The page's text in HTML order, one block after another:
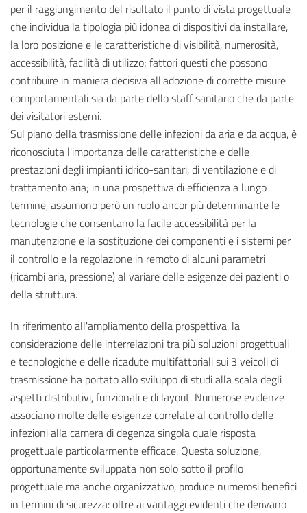
per il raggiungimento del risultato il punto di vista progettuale
che individua la tipologia più idonea di dispositivi da installare,
la loro posizione e le caratteristiche di visibilità, numerosità,
accessibilità, facilità di utilizzo; fattori questi che possono
contribuire in maniera decisiva all'adozione di corrette misure
comportamentali sia da parte dello staff sanitario che da parte
dei visitatori esterni.
Sul piano della trasmissione delle infezioni da aria e da acqua, è
riconosciuta l'importanza delle caratteristiche e delle
prestazioni degli impianti idrico-sanitari, di ventilazione e di
trattamento aria; in una prospettiva di efficienza a lungo
termine, assumono però un ruolo ancor più determinante le
tecnologie che consentano la facile accessibilità per la
manutenzione e la sostituzione dei componenti e i sistemi per
il controllo e la regolazione in remoto di alcuni parametri
(ricambi aria, pressione) al variare delle esigenze dei pazienti o
della struttura.
In riferimento all'ampliamento della prospettiva, la
considerazione delle interrelazioni tra più soluzioni progettuali
e tecnologiche e delle ricadute multifattoriali sui 3 veicoli di
trasmissione ha portato allo sviluppo di studi alla scala degli
aspetti distributivi, funzionali e di layout. Numerose evidenze
associano molte delle esigenze correlate al controllo delle
infezioni alla camera di degenza singola quale risposta
progettuale particolarmente efficace. Questa soluzione,
opportunamente sviluppata non solo sotto il profilo
progettuale ma anche organizzativo, produce numerosi benefici
in termini di sicurezza: oltre ai vantaggi evidenti che derivano